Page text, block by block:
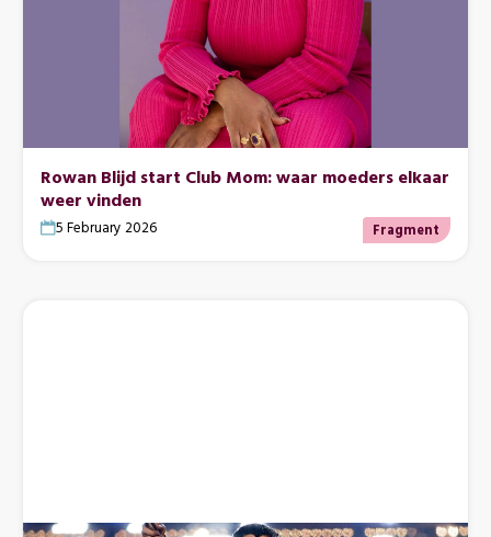
Rowan Blijd start Club Mom: waar moeders elkaar
weer vinden
5 February 2026 Fragment